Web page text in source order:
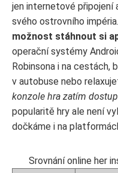
jen internetové připojení
svého ostrovního
možnost stáhnout si
operační systémy
Robinsona i na cestách,
v autobuse nebo
konzole hra zatím
popularitě hry ale není
dočkáme i na
Srovnání online her